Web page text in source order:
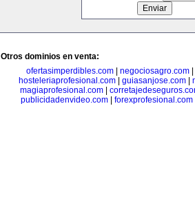
Otros dominios en venta:
ofertasimperdibles.com
negociosagro.com
hosteleriaprofesional.com| guiasanjose.com|
magiaprofesional.com
publicidadenvideo.com| forexprofesional.com